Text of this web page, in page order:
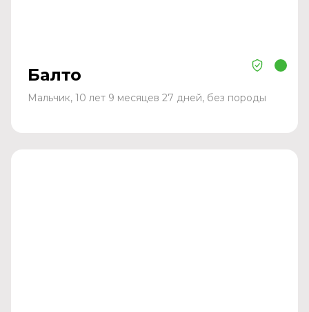
Балто
Мальчик, 10 лет 9 месяцев 27 дней, без породы